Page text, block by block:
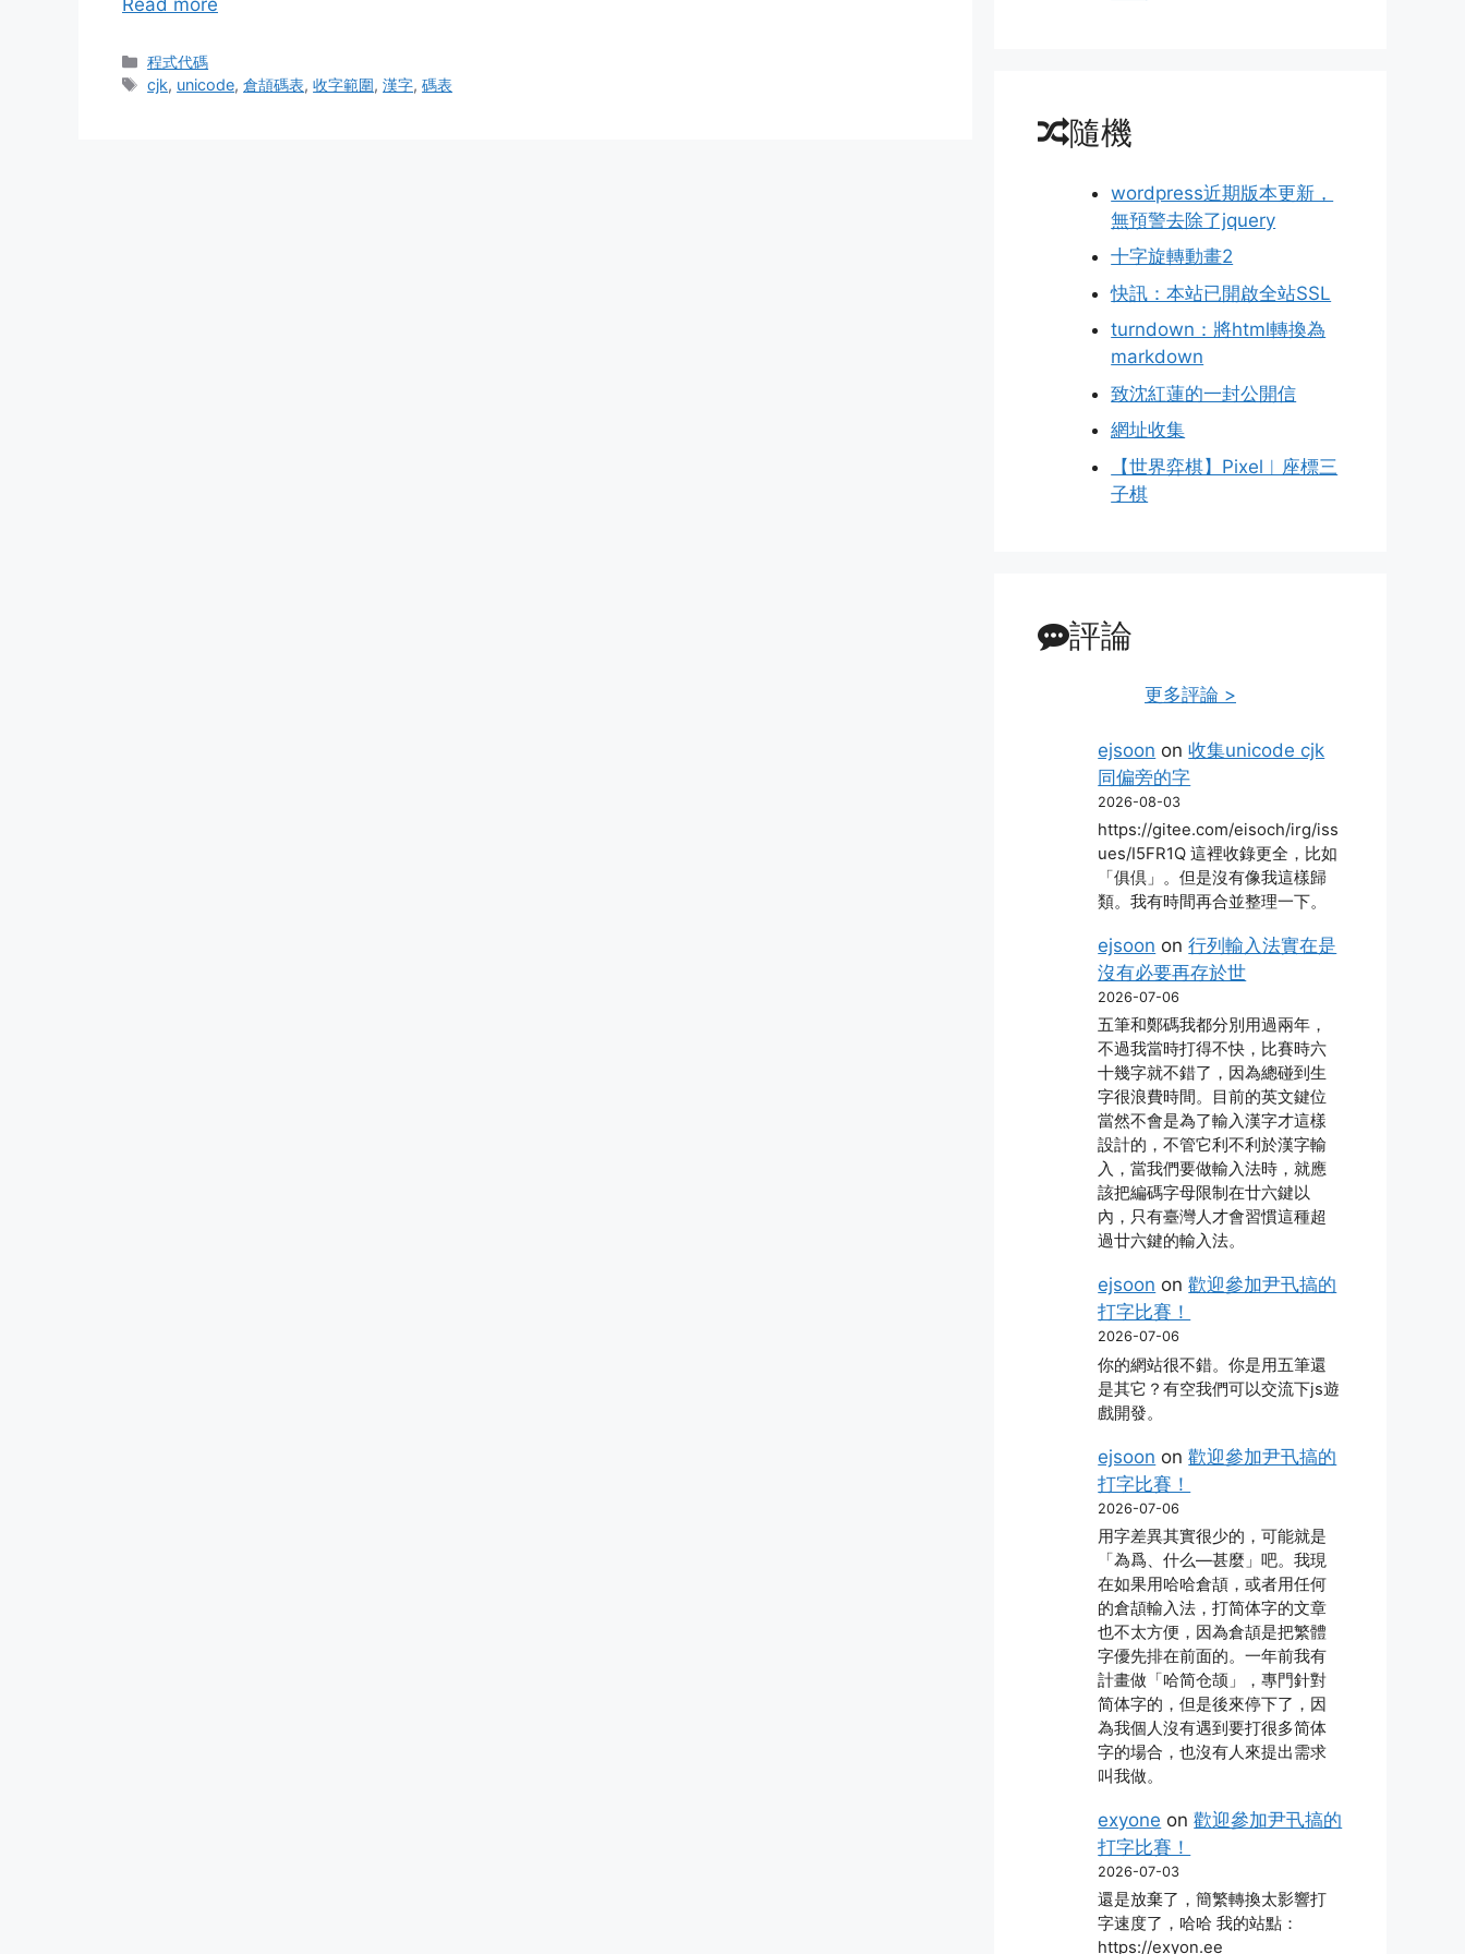
Categories
程式代碼
Tags
cjk, unicode,倉頡碼表,收字範圍,漢字,碼表
隨機
wordpress近期版本更新，
無預警去除了jquery
十字旋轉動畫2
快訊：本站已開啟全站SSL
turndown：將html轉換為
markdown
致沈紅蓮的一封公開信
網址收集
【世界弈棋】Pixel︱座標三
子棋
評論
更多評論 >
ejsoon on收集unicode cjk
同偏旁的字
2026-08-03
https://gitee.com/eisoch/irg/iss
ues/I5FR1Q 這裡收錄更全，比如
「俱倶」。但是沒有像我這樣歸
類。我有時間再合並整理一下。
ejsoon on行列輸入法實在是
沒有必要再存於世
2026-07-06
五筆和鄭碼我都分別用過兩年，
不過我當時打得不快，比賽時六
十幾字就不錯了，因為總碰到生
字很浪費時間。目前的英文鍵位
當然不會是為了輸入漢字才這樣
設計的，不管它利不利於漢字輸
入，當我們要做輸入法時，就應
該把編碼字母限制在廿六鍵以
內，只有臺灣人才會習慣這種超
過廿六鍵的輸入法。
ejsoon on歡迎參加尹卂搞的
打字比賽！
2026-07-06
你的網站很不錯。你是用五筆還
是其它？有空我們可以交流下js遊
戲開發。
ejsoon on歡迎參加尹卂搞的
打字比賽！
2026-07-06
用字差異其實很少的，可能就是
「為爲、什么―甚麼」吧。我現
在如果用哈哈倉頡，或者用任何
的倉頡輸入法，打简体字的文章
也不太方便，因為倉頡是把繁體
字優先排在前面的。一年前我有
計畫做「哈简仓颉」，專門針對
简体字的，但是後來停下了，因
為我個人沒有遇到要打很多简体
字的場合，也沒有人來提出需求
叫我做。
exyone on歡迎參加尹卂搞的
打字比賽！
2026-07-03
還是放棄了，簡繁轉換太影響打
字速度了，哈哈 我的站點：
https://exyon.ee